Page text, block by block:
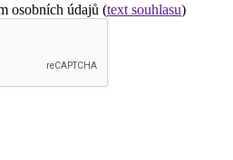
osobních údajů (text souhlasu)